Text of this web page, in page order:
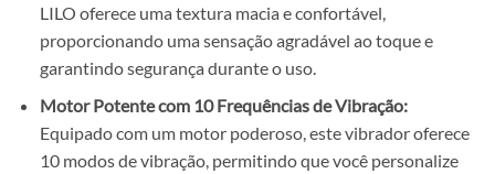
LILO oferece uma textura macia e confortável,
proporcionando uma sensação agradável ao toque e
garantindo segurança durante o uso.
Motor Potente com 10 Frequências de Vibração:
Equipado com um motor poderoso, este vibrador oferece
10 modos de vibração, permitindo que você personalize